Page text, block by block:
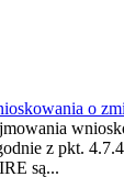
o
z pkt.
są...